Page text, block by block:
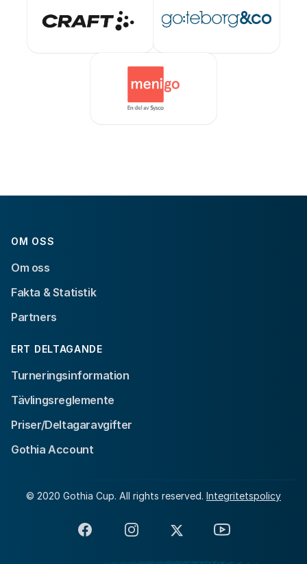
OM OSS
Om oss
Fakta & Statistik
Partners
ERT DELTAGANDE
Turneringsinformation
Tävlingsreglemente
Priser/Deltagaravgifter
Gothia Account
© 2020 Gothia Cup. All rights reserved. Integritetspolicy
FacebookInstagram
X YouTube